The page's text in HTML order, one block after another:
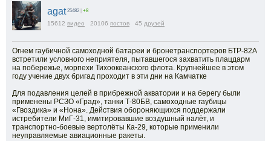
agat 25482 +8
15612 видео 20106 постов 45 друзей
Огнем гаубичной самоходной батареи и бронетранспортеров БТР-82А
встретили условного неприятеля, пытавшегося захватить плацдарм
на побережье, морпехи Тихоокеанского флота. Крупнейшее в этом
году учение двух бригад проходит в эти дни на Камчатке
Для подавления целей в прибрежной акватории и на берегу были
применены РСЗО «Град», танки Т-80БВ, самоходные гаубицы
«Гвоздика» и «Нона». Действия обороняющихся поддержали
истребители МиГ-31, имитировавшие воздушный налёт, и
транспортно-боевые вертолёты Ка-29, которые применили
неуправляемые авиационные ракеты.